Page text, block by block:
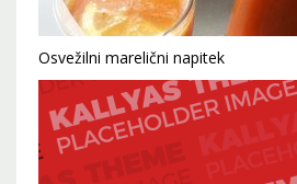
Osvežilni marelični napitek